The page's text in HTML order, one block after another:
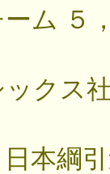
５，
ス社
本綱引